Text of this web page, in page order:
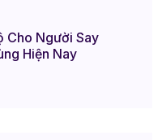
Cho Người Say
Hiện Nay